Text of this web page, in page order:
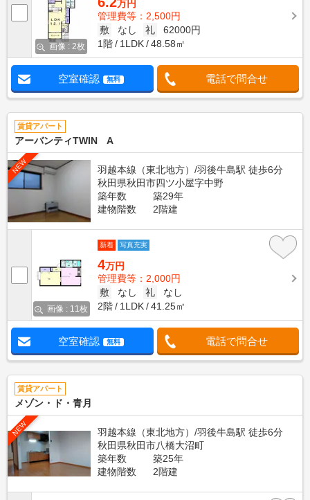
画像 : 2枚
万円
管理費等：2,500円
敷
なし 礼
62000円
1階
1LDK 48.58㎡
空室確認 無料 電話で問合せ
賃貸アパート
アーバンティTWIN A
NEW
羽越本線（東北地方）/羽後牛島駅 徒歩6分
秋田県秋田市四ツ小屋字中野
築年数
築29年
建物階数
2階建
画像 : 11枚
新着 写真充実
4万円
管理費等：2,000円
敷
なし 礼
なし
2階
1LDK 41.25㎡
空室確認 無料 電話で問合せ
賃貸アパート
メゾン・ド・青月
NEW
羽越本線（東北地方）/羽後牛島駅 徒歩6分
秋田県秋田市八橋大沼町
築年数
築25年
建物階数
2階建